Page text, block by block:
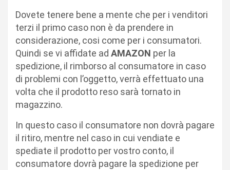
Dovete tenere bene a mente che per i venditori
terzi il primo caso non è da prendere in
considerazione, cosi come per i consumatori.
Quindi se vi affidate ad AMAZON per la
spedizione, il rimborso al consumatore in caso
di problemi con l’oggetto, verrà effettuato una
volta che il prodotto reso sarà tornato in
magazzino.
In questo caso il consumatore non dovrà pagare
il ritiro, mentre nel caso in cui vendiate e
spediate il prodotto per vostro conto, il
consumatore dovrà pagare la spedizione per